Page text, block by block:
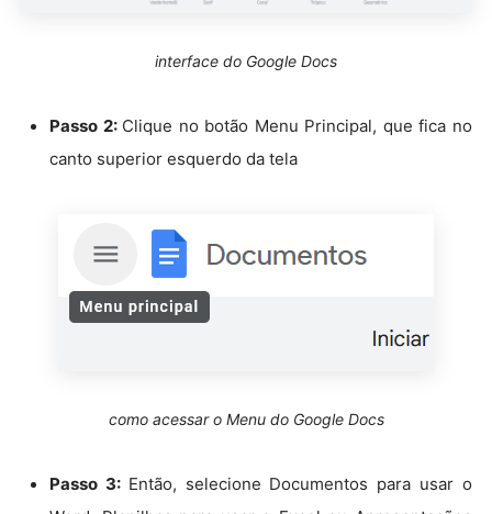
interface do Google Docs
Passo 2: Clique no botão Menu Principal, que fica no
canto superior esquerdo da tela
como acessar o Menu do Google Docs
Passo 3: Então, selecione Documentos para usar o